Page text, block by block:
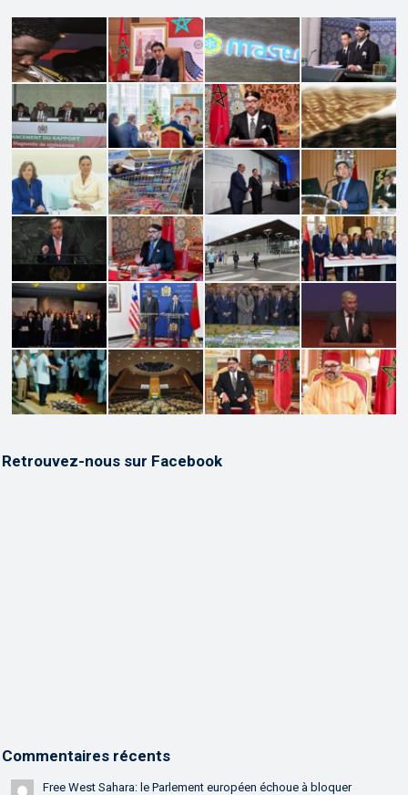
Retrouvez-nous sur Facebook
Commentaires récents
Free West Sahara: le Parlement européen échoue à bloquer